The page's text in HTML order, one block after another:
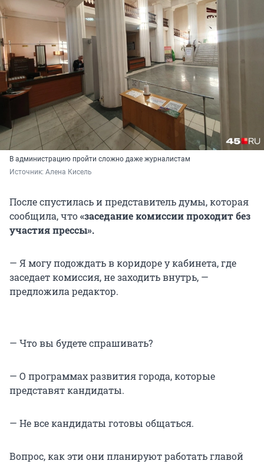
В администрацию пройти сложно даже журналистам
Источник: Алена Кисель
После спустилась и представитель думы, которая
сообщила, что«заседание комиссии проходит без
участия прессы».
— Я могу подождать в коридоре у кабинета, где
заседает комиссия, не заходить внутрь, —
предложила редактор.
— Что вы будете спрашивать?
— О программах развития города, которые
представят кандидаты.
— Не все кандидаты готовы общаться.
Вопрос, как эти они планируют работать главой